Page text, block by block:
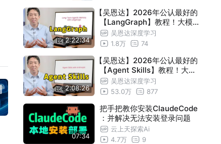
2:22:34
【吴恩达】2026年公认最好的
【LangGraph】教程！大模型
入门到进阶，一套全解决！附
课件代码 DeepLearning.AI
吴恩达深度学习
1.8万
74
2:08:26
【吴恩达】2026年公认最好的
【Agent Skills】教程！大模
型入门到进阶，一套全解决！
Agent Skills with Anthropic
吴恩达深度学习
53.0万
877
07:34
把手把教你安装ClaudeCode
：并解决无法安装登录问题
云上天探索Ai
4.7万
9